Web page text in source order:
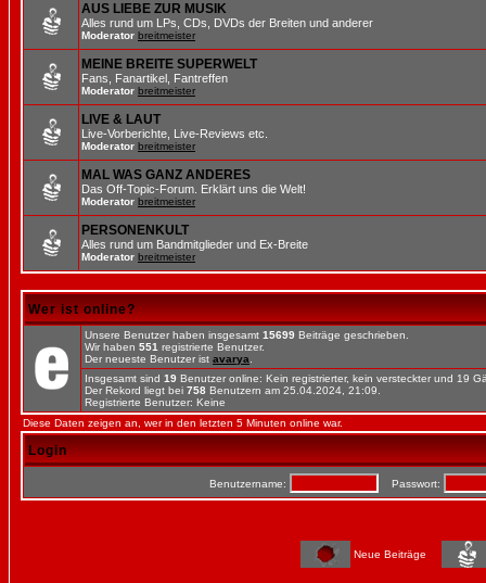
AUS LIEBE ZUR MUSIK
Alles rund um LPs, CDs, DVDs der Breiten und anderer
Moderator breitmeister
MEINE BREITE SUPERWELT
Fans, Fanartikel, Fantreffen
Moderator breitmeister
LIVE & LAUT
Live-Vorberichte, Live-Reviews etc.
Moderator breitmeister
MAL WAS GANZ ANDERES
Das Off-Topic-Forum. Erklärt uns die Welt!
Moderator breitmeister
PERSONENKULT
Alles rund um Bandmitglieder und Ex-Breite
Moderator breitmeister
Wer ist online?
Unsere Benutzer haben insgesamt 15699 Beiträge geschrieben.
Wir haben 551 registrierte Benutzer.
Der neueste Benutzer ist avarya
Insgesamt sind 19 Benutzer online: Kein registrierter, kein versteckter und 19
Der Rekord liegt bei 758 Benutzern am 25.04.2024, 21:09.
Registrierte Benutzer: Keine
Diese Daten zeigen an, wer in den letzten 5 Minuten online war.
Login
Benutzername: Passwort:
Neue Beiträge